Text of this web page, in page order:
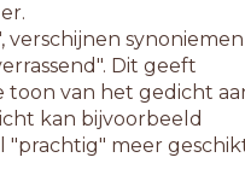
verschijnen synoniemen
Dit geeft
toon van het gedicht
kan bijvoorbeeld
"prachtig" meer